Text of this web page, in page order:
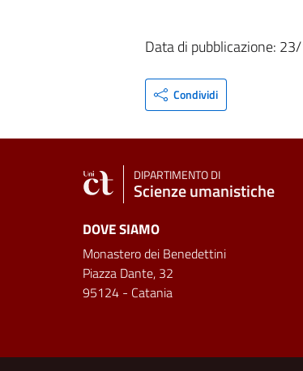
Data di pubblicazione:
Condividi
DIPARTIMENTO DI
Scienze umanistiche
DOVE SIAMO
Monastero dei Benedettini
Piazza Dante, 32
95124 - Catania